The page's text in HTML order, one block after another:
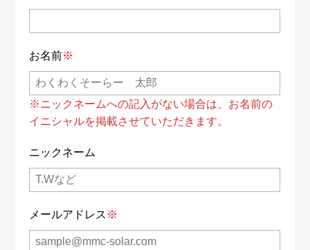
お名前※
※ニックネームへの記入がない場合は、お名前の
イニシャルを掲載させていただきます。
ニックネーム
メールアドレス ※